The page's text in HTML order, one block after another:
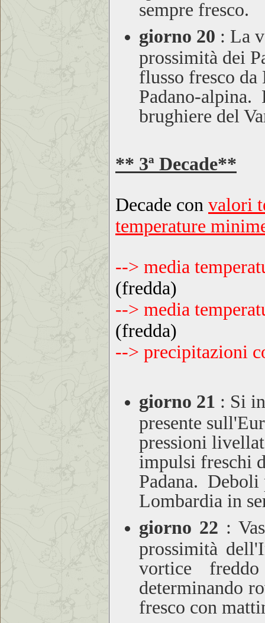
sempre fresco.
giorno 20 : La
prossimità dei
flusso fresco
Padano-alpina.
brughiere del
** 3ª Decade**
Decade con valori
temperature
--> media
(fredda)
--> media
(fredda)
--> precipitazioni
giorno 21 : Si
presente
pressioni
impulsi freschi
Padana. Deboli
Lombardia in
giorno 22 :
prossimità
vortice
determinando
fresco con